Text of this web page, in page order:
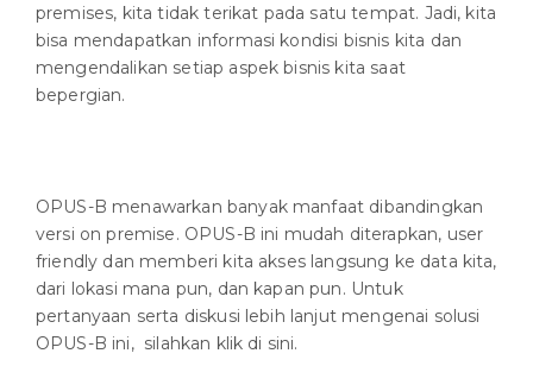
premises, kita tidak terikat pada satu tempat. Jadi, kita
bisa mendapatkan informasi kondisi bisnis kita dan
mengendalikan setiap aspek bisnis kita saat
bepergian.
OPUS-B menawarkan banyak manfaat dibandingkan
versi on premise. OPUS-B ini mudah diterapkan, user
friendly dan memberi kita akses langsung ke data kita,
dari lokasi mana pun, dan kapan pun. Untuk
pertanyaan serta diskusi lebih lanjut mengenai solusi
OPUS-B ini, silahkan klik di sini.